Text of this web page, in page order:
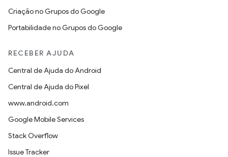
Criação no Grupos do Google
Portabilidade no Grupos do Google
RECEBER AJUDA
Central de Ajuda do Android
Central de Ajuda do Pixel
www.android.com
Google Mobile Services
Stack Overflow
Issue Tracker